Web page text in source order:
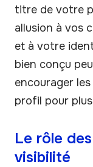
titre de votre
allusion à vos
et à votre
bien conçu
encourager
profil pour
Le rôle
visibilité